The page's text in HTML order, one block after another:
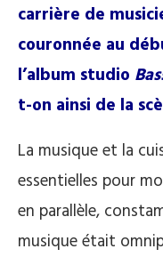
carrière de
couronnée au
l’album studio
t-on ainsi de la
La musique et la
essentielles pour
en parallèle,
musique était